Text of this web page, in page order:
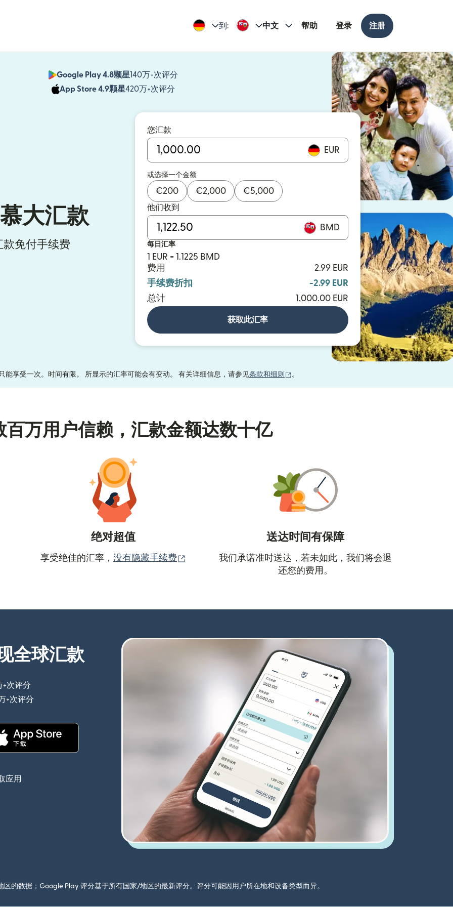
到: 中文 帮助 登录 注册
Google Play 4.8颗星140万+次评分
App Store 4.9颗星420万+次评分
大汇款
款免付手续费
您汇款
EUR
或选择一个金额
€200 €2,000 €5,000
他们收到
BMD
每日汇率
1 EUR = 1.1225 BMD
费用
2.99 EUR
手续费折扣
-2.99 EUR
总计
1,000.00 EUR
获取此汇率
能享受一次。时间有限。 所显示的汇率可能会有变动。 有关详细信息，请参见条款和细则 （在新窗口中打开）
。
百万用户信赖，汇款金额达数十亿
绝对超值
享受绝佳的汇率， 没有隐藏手续费 （在新窗口中打开）
送达时间有保障
我们承诺准时送达，若未如此，我们将会退
还您的费用。
全球汇款
+次评分
+次评分
应用
的数据；Google Play 评分基于所有国家/地区的最新评分。评分可能因用户所在地和设备类型而异。